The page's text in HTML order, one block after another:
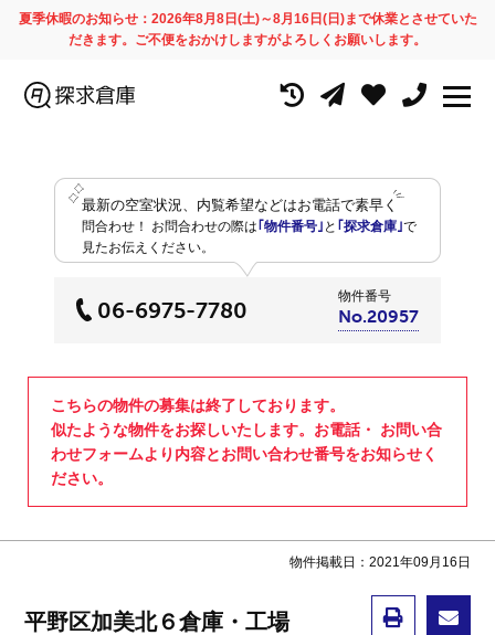
夏季休暇のお知らせ：2026年8月8日(土)～8月16日(日)まで休業とさせていた
だきます。ご不便をおかけしますがよろしくお願いします。
最新の空室状況、内覧希望などはお電話で素早く
問合わせ！ お問合わせの際は ｢物件番号｣ と ｢探求倉庫｣で
見たお伝えください。
06-6975-7780
物件番号
No.20957
こちらの物件の募集は終了しております。
似たような物件をお探しいたします。お電話・ お問い合
わせフォームより内容とお問い合わせ番号をお知らせく
ださい。
物件掲載日：2021年09月16日
平野区加美北６倉庫・工場